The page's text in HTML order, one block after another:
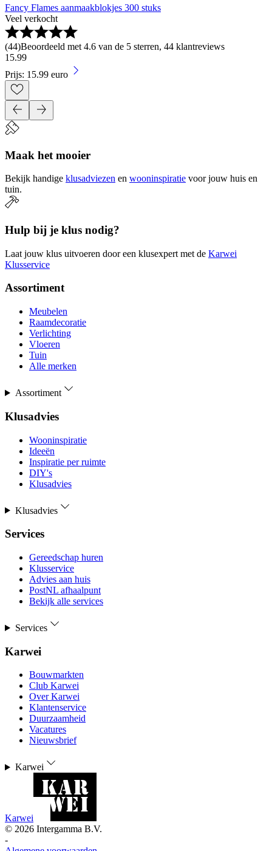
Fancy Flames aanmaakblokjes 300 stuks
Veel verkocht
(44)Beoordeeld met 4.6 van de 5 sterren, 44 klantreviews
15.99
Prijs: 15.99 euro
Maak het mooier
Bekijk handige klusadviezen en wooninspiratie voor jouw huis en
tuin.
Hulp bij je klus nodig?
Laat jouw klus uitvoeren door een klusexpert met de Karwei
Klusservice
Assortiment
Meubelen
Raamdecoratie
Verlichting
Vloeren
Tuin
Alle merken
Assortiment
Klusadvies
Wooninspiratie
Ideeën
Inspiratie per ruimte
DIY's
Klusadvies
Klusadvies
Services
Gereedschap huren
Klusservice
Advies aan huis
PostNL afhaalpunt
Bekijk alle services
Services
Karwei
Bouwmarkten
Club Karwei
Over Karwei
Klantenservice
Duurzaamheid
Vacatures
Nieuwsbrief
Karwei
Karwei
© 2026 Intergamma B.V.
-